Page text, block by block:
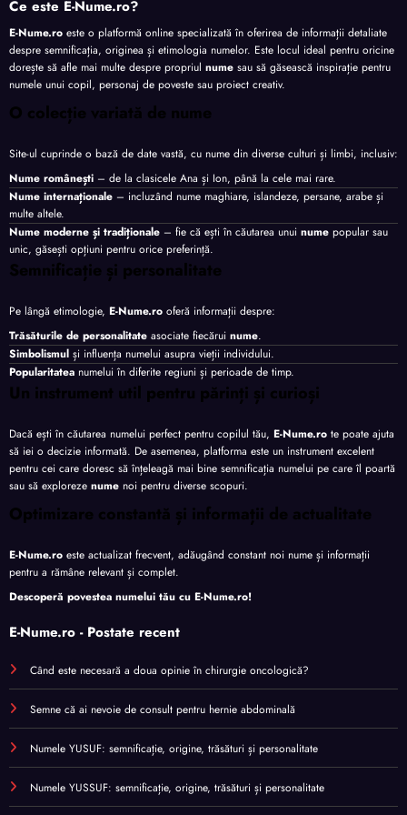
Ce este E-Nume.ro?
E-Nume.ro este o platformă online specializată în oferirea de informații detaliate
despre semnificația, originea și etimologia numelor. Este locul ideal pentru oricine
dorește să afle mai multe despre propriul nume sau să găsească inspirație pentru
numele unui copil, personaj de poveste sau proiect creativ.
O colecție variată de nume
Site-ul cuprinde o bază de date vastă, cu nume din diverse culturi și limbi, inclusiv:
Nume românești – de la clasicele Ana și Ion, până la cele mai rare.
Nume internaționale – incluzând nume maghiare, islandeze, persane, arabe și
multe altele.
Nume moderne și tradiționale – fie că ești în căutarea unui nume popular sau
unic, găsești opțiuni pentru orice preferință.
Semnificație și personalitate
Pe lângă etimologie, E-Nume.ro oferă informații despre:
Trăsăturile de personalitate asociate fiecărui nume.
Simbolismul și influența numelui asupra vieții individului.
Popularitatea numelui în diferite regiuni și perioade de timp.
Un instrument util pentru părinți și curioși
Dacă ești în căutarea numelui perfect pentru copilul tău, E-Nume.ro te poate ajuta
să iei o decizie informată. De asemenea, platforma este un instrument excelent
pentru cei care doresc să înțeleagă mai bine semnificația numelui pe care îl poartă
sau să exploreze nume noi pentru diverse scopuri.
Optimizare constantă și informații de actualitate
E-Nume.ro este actualizat frecvent, adăugând constant noi nume și informații
pentru a rămâne relevant și complet.
Descoperă povestea numelui tău cu E-Nume.ro!
E-Nume.ro - Postate recent
Când este necesară a doua opinie în chirurgie oncologică?
Semne că ai nevoie de consult pentru hernie abdominală
Numele YUSUF: semnificație, origine, trăsături și personalitate
Numele YUSSUF: semnificație, origine, trăsături și personalitate